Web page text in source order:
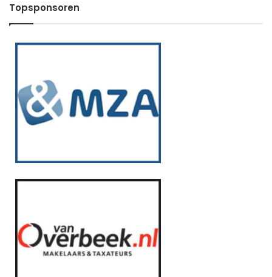
Topsponsoren